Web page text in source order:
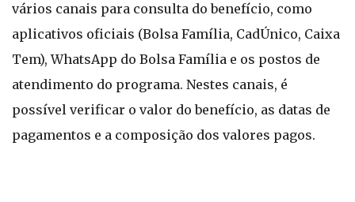
vários canais para consulta do benefício, como
aplicativos oficiais (Bolsa Família, CadÚnico, Caixa
Tem), WhatsApp do Bolsa Família e os postos de
atendimento do programa. Nestes canais, é
possível verificar o valor do benefício, as datas de
pagamentos e a composição dos valores pagos.